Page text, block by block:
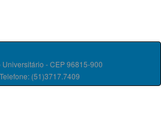
- CEP 96815-900
(51)3717.7409